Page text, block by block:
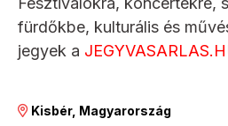
fürdőkbe, kulturális és
jegyek a
Kisbér, Magyarország